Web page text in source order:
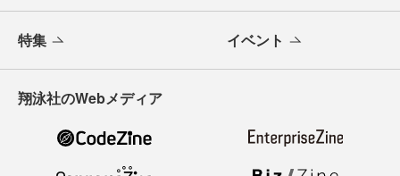
特集 イベント
翔泳社のWebメディア